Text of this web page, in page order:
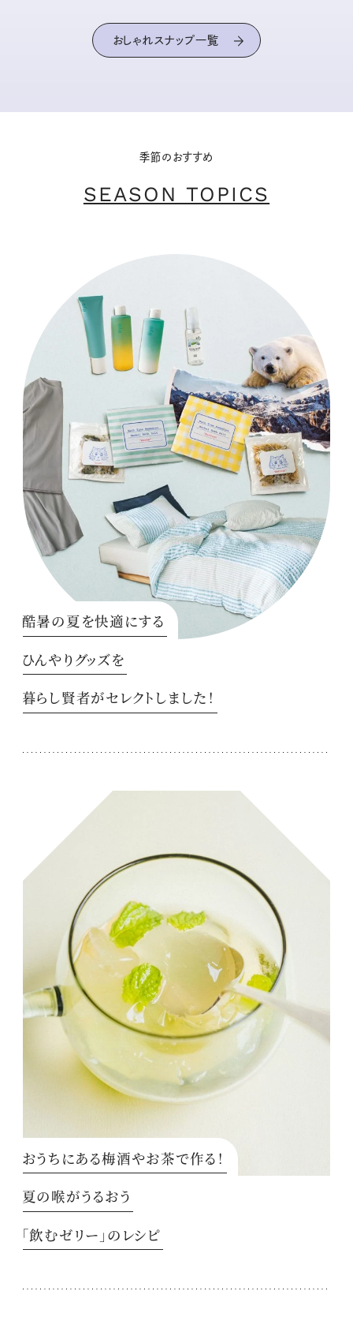
おしゃれスナップ一覧
季節のおすすめ
SEASON TOPICS
酷暑の夏を快適にする
ひんやりグッズを
暮らし賢者がセレクトしました！
おうちにある梅酒やお茶で作る！
夏の喉がうるおう
「飲むゼリー」のレシピ